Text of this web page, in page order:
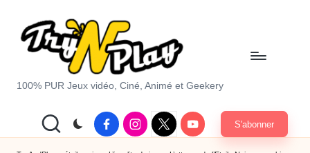
T
y
100% PUR Jeux vidéo, Ciné, Animé et Geekery
FacebookInstagram
X
|
Twitter
Youtube S'abonner